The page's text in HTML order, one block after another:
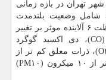
کیفیت هوای مناطق ۲۲گانه شهر تهران در بازه زمانی
ها شامل وضعیت بلندمدت
سالانه، فصلی و ماهانه شاخص AQI و غلظت ۶ آلاینده موثر بر تغییر
شرایط اقلیمی یعنی مونواکسید کربن (CO)، دی اکسید گوگرد
(SO۲)، دی اکسید نیتروژن (NO۲)، ازن (O۳)، ذرات معلق کم تر از
۲.۵ میکرون (PM۲.۵) و ذرات معلق کم تر از ۱۰ میکرون (PM۱۰)